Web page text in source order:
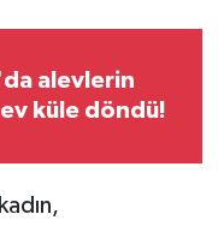
alevlerin
ev küle döndü!